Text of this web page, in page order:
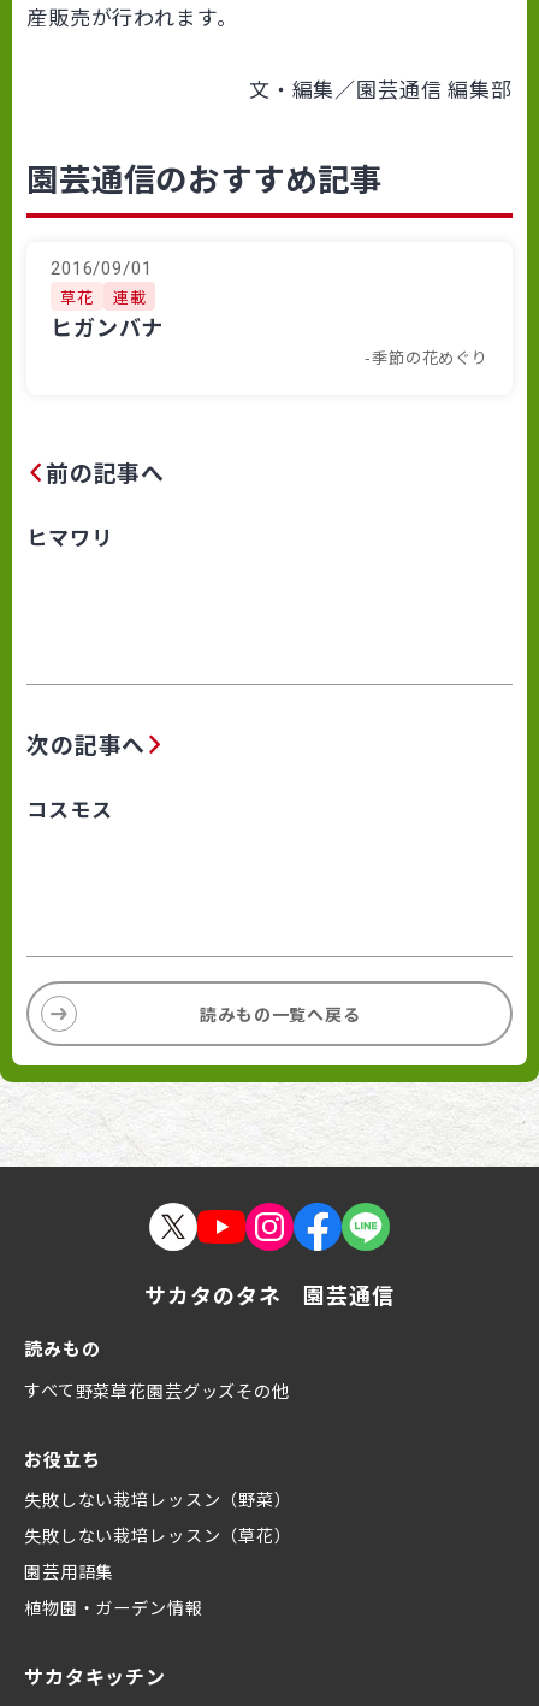
産販売が行われます。
文・編集／園芸通信 編集部
園芸通信のおすすめ記事
2016/09/01
草花 連載
ヒガンバナ
-季節の花めぐり
前の記事へ
ヒマワリ
次の記事へ
コスモス
読みもの一覧へ戻る
サカタのタネ 園芸通信
読みもの
すべて野菜草花園芸グッズその他
お役立ち
失敗しない栽培レッスン（野菜）
失敗しない栽培レッスン（草花）
園芸用語集
植物園・ガーデン情報
サカタキッチン